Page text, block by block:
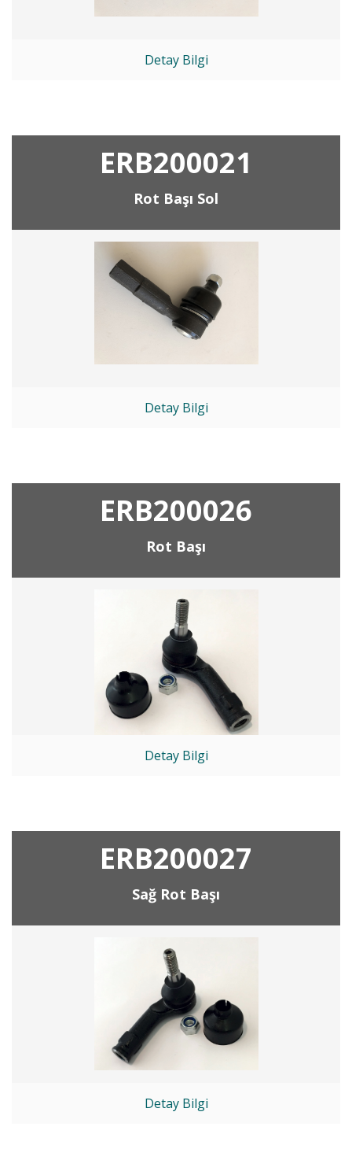
Detay Bilgi
ERB200021
Rot Başı Sol
Detay Bilgi
ERB200026
Rot Başı
Detay Bilgi
ERB200027
Sağ Rot Başı
Detay Bilgi